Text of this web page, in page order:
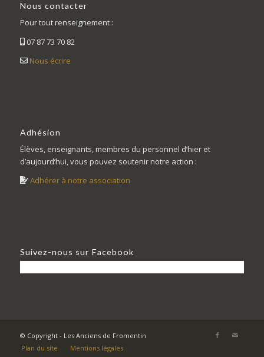
Nous contacter
Pour tout renseignement :
07 87 73 70 82
Nous écrire
Adhésion
Élèves, enseignants, membres du personnel d’hier et
d’aujourd’hui, vous pouvez soutenir notre action :
Adhérer à notre association
Suivez-nous sur Facebook
© Copyright - Les Anciens de Fromentin
Plan du site
Mentions légales